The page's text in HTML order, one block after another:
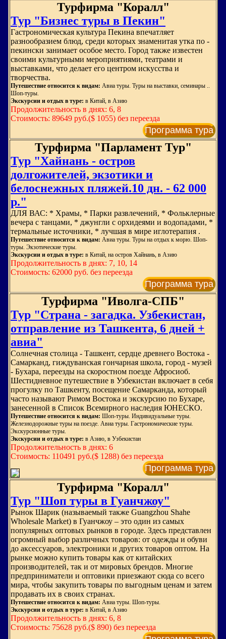
Турфирма "Коралл"
Тур "Бизнес туры в Пекин"
Гастрономическая культура Пекина впечатляет
разнообразием блюд, среди которых знаменитая утка по -
пекински занимает особое место. Город также известен
своими культурными мероприятиями, театрами и
выставками, что делает его центром искусства и
творчества.
Путешествие относится к видам: Авиа туры. Туры на выставки, семинары ..
Шоп-туры.
Экскурсии и отдых в туре: в Китай, в Азию
Продолжительность в днях: 6, 8
Стоимость: 89649 руб.($ 1055) без переезда
Программа тура
Турфирма "Парламент Тур"
Тур "Хайнань - остров
долгожителей, экзотики и
белоснежных пляжей.10 дн. - 62 000
р."
ДЛЯ ВАС: * Храмы, * Парки развлечений, * Фольклерные
вечера с танцами, * джунгли с орхидеями и водопадами, *
термальные источники, * лучшая в мире иглотерапия .
Путешествие относится к видам: Авиа туры. Туры на отдых к морю. Шоп-
туры. Экзотические туры.
Экскурсии и отдых в туре: в Китай, на остров Хайнань, в Азию
Продолжительность в днях: 7, 10, 14
Стоимость: 62000 руб. без переезда
Программа тура
Турфирма "Иволга-СПБ"
Тур "Страна - загадка. Узбекистан,
отправление из Ташкента, 6 дней +
авиа"
Солнечная столица - Ташкент, сердце древнего Востока -
Самарканд, гиждуванская гончарная школа, город - музей
- Бухара, переезды на скоростном поезде Афросиоб.
Шестидневное путешествие в Узбекистан включает в себя
прогулку по Ташкенту, посещение Самарканда, который
часто называют Римом Востока и экскурсию по Бухаре,
занесенной в Список Всемирного наследия ЮНЕСКО.
Путешествие относится к видам: Шоп-туры. Индивидуальные туры.
Железнодорожные туры на поезде. Авиа туры. Гастрономические туры.
Экскурсионные туры.
Экскурсии и отдых в туре: в Азию, в Узбекистан
Продолжительность в днях: 6
Стоимость: 110491 руб.($ 1288) без переезда
Программа тура
Турфирма "Коралл"
Тур "Шоп туры в Гуанчжоу"
Рынок Шарик (называемый также Guangzhou Shahe
Wholesale Market) в Гуанчжоу – это один из самых
популярных оптовых рынков в городе. Здесь представлен
огромный выбор различных товаров: от одежды и обуви
до аксессуаров, электроники и других товаров оптом. На
рынке можно купить товары как от китайских
производителей, так и от мировых брендов. Многие
предприниматели и оптовики приезжают сюда со всего
мира, чтобы закупить товары по выгодным ценам и затем
продавать их в своих странах.
Путешествие относится к видам: Авиа туры. Шоп-туры.
Экскурсии и отдых в туре: в Китай, в Азию
Продолжительность в днях: 6, 8
Стоимость: 75628 руб.($ 890) без переезда